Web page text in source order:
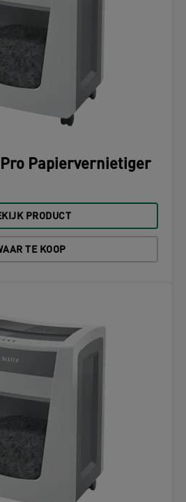
Pro Papiervernietiger
PRODUCT
TE KOOP